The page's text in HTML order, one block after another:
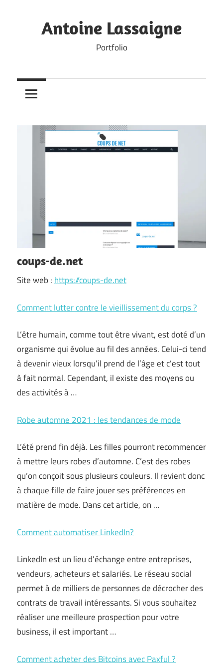
contentAntoine Lassaigne
Portfolio
coups-de.net
Site web : https://coups-de.net
Comment lutter contre le vieillissement du corps ?
L’être humain, comme tout être vivant, est doté d’un
organisme qui évolue au fil des années. Celui-ci tend
à devenir vieux lorsqu’il prend de l’âge et c’est tout
à fait normal. Cependant, il existe des moyens ou
des activités à …
Robe automne 2021 : les tendances de mode
L’été prend fin déjà. Les filles pourront recommencer
à mettre leurs robes d’automne. C’est des robes
qu’on conçoit sous plusieurs couleurs. Il revient donc
à chaque fille de faire jouer ses préférences en
matière de mode. Dans cet article, on …
Comment automatiser LinkedIn?
LinkedIn est un lieu d’échange entre entreprises,
vendeurs, acheteurs et salariés. Le réseau social
permet à de milliers de personnes de décrocher des
contrats de travail intéressants. Si vous souhaitez
réaliser une meilleure prospection pour votre
business, il est important …
Comment acheter des Bitcoins avec Paxful ?